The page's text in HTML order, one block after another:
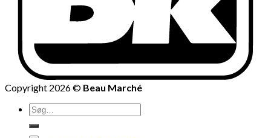
Copyright 2026 © Beau Marché
Søg
efter: